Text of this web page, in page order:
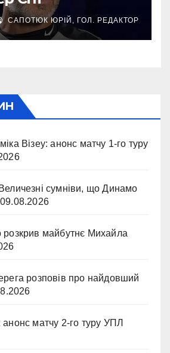
САПОТЮК ЮРІЙ, ГОЛ. РЕДАКТОР
Візеу: анонс матчу 1-го туру
сумніви, що Динамо
09.08.2026
розкрив майбутнє Михайла
розповів про найдовший
матчу 2-го туру УПЛ